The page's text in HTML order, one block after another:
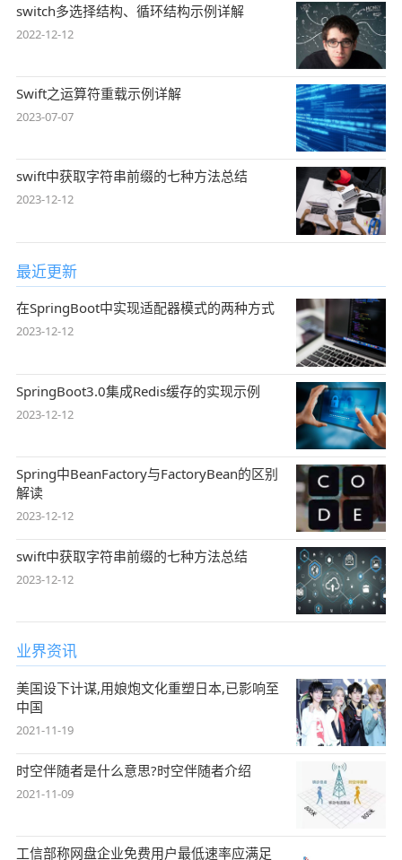
switch多选择结构、循环结构示例详解
2022-12-12
Swift之运算符重载示例详解
2023-07-07
swift中获取字符串前缀的七种方法总结
2023-12-12
最近更新
在SpringBoot中实现适配器模式的两种方式
2023-12-12
SpringBoot3.0集成Redis缓存的实现示例
2023-12-12
Spring中BeanFactory与FactoryBean的区别
解读
2023-12-12
swift中获取字符串前缀的七种方法总结
2023-12-12
业界资讯
美国设下计谋,用娘炮文化重塑日本,已影响至
中国
2021-11-19
时空伴随者是什么意思?时空伴随者介绍
2021-11-09
工信部称网盘企业免费用户最低速率应满足